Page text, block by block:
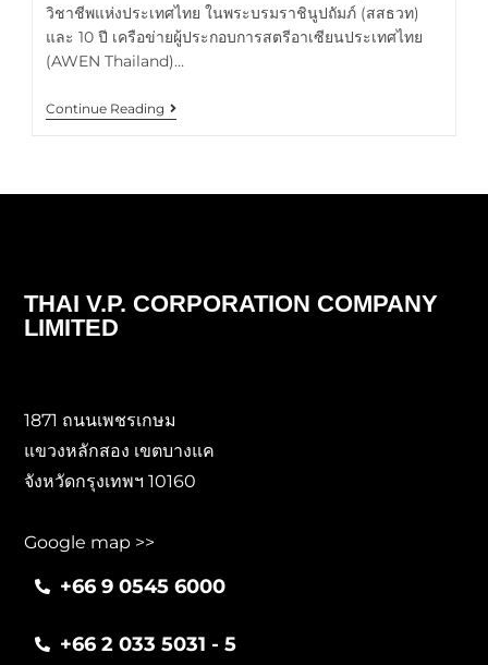
วิชาชีพแห่งประเทศไทย ในพระบรมราชินูปถัมภ์ (สสธวท)
และ 10 ปี เครือข่ายผู้ประกอบการสตรีอาเซียนประเทศไทย
(AWEN Thailand)…
Continue Reading
THAI V.P. CORPORATION COMPANY
LIMITED
1871 ถนนเพชรเกษม
แขวงหลักสอง เขตบางแค
จังหวัดกรุงเทพฯ 10160
Google map >>
+66 9 0545 6000
+66 2 033 5031 - 5